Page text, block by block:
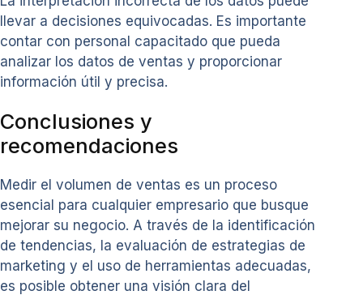
llevar a decisiones equivocadas. Es importante
contar con personal capacitado que pueda
analizar los datos de ventas y proporcionar
información útil y precisa.
Conclusiones y
recomendaciones
Medir el volumen de ventas es un proceso
esencial para cualquier empresario que busque
mejorar su negocio. A través de la identificación
de tendencias, la evaluación de estrategias de
marketing y el uso de herramientas adecuadas,
es posible obtener una visión clara del